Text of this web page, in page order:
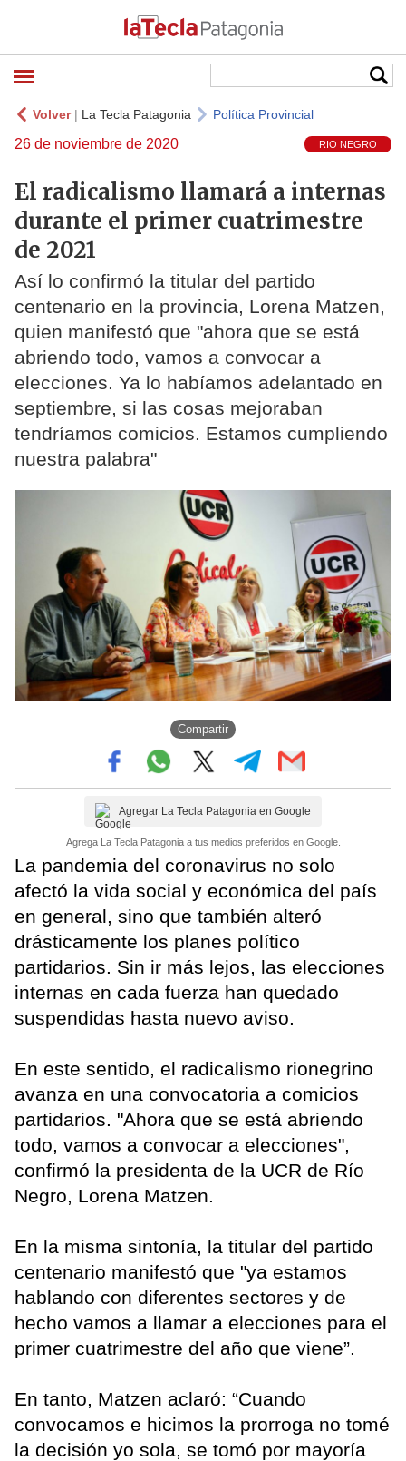
Volver| La Tecla Patagonia Política Provincial
26 de noviembre de 2020 RIO NEGRO
El radicalismo llamará a internas
durante el primer cuatrimestre
de 2021
Así lo confirmó la titular del partido
centenario en la provincia, Lorena Matzen,
quien manifestó que "ahora que se está
abriendo todo, vamos a convocar a
elecciones. Ya lo habíamos adelantado en
septiembre, si las cosas mejoraban
tendríamos comicios. Estamos cumpliendo
nuestra palabra"
Compartir
Agregar La Tecla Patagonia en Google
Agrega La Tecla Patagonia a tus medios preferidos en Google.
La pandemia del coronavirus no solo
afectó la vida social y económica del país
en general, sino que también alteró
drásticamente los planes político
partidarios. Sin ir más lejos, las elecciones
internas en cada fuerza han quedado
suspendidas hasta nuevo aviso.
En este sentido, el radicalismo rionegrino
avanza en una convocatoria a comicios
partidarios. "Ahora que se está abriendo
todo, vamos a convocar a elecciones",
confirmó la presidenta de la UCR de Río
Negro, Lorena Matzen.
En la misma sintonía, la titular del partido
centenario manifestó que "ya estamos
hablando con diferentes sectores y de
hecho vamos a llamar a elecciones para el
primer cuatrimestre del año que viene”.
En tanto, Matzen aclaró: “Cuando
convocamos e hicimos la prorroga no tomé
la decisión yo sola, se tomó por mayoría